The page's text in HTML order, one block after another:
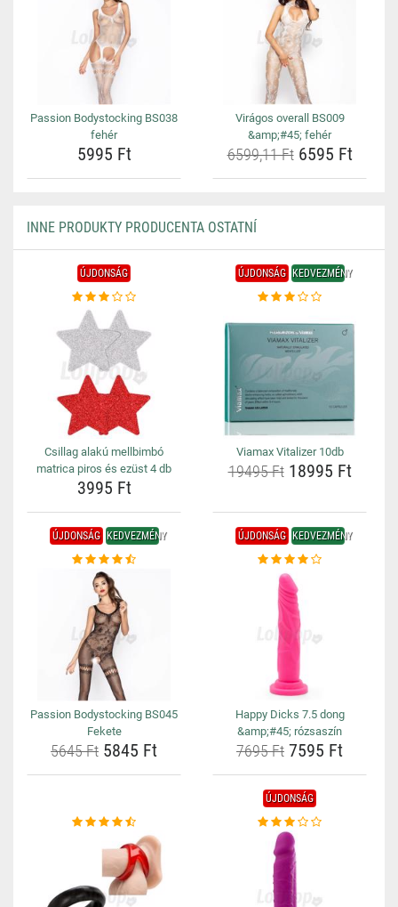
Passion Bodystocking BS038
fehér
5995 Ft
Virágos overall BS009
&amp;#45; fehér
6599,11 Ft6595 Ft
INNE PRODUKTY PRODUCENTA OSTATNÍ
ÚJDONSÁG
Csillag alakú mellbimbó
matrica piros és ezüst 4 db
3995 Ft
ÚJDONSÁG KEDVEZMÉNY
Viamax Vitalizer 10db
19495 Ft18995 Ft
ÚJDONSÁG KEDVEZMÉNY
Passion Bodystocking BS045
Fekete
5645 Ft 5845 Ft
ÚJDONSÁG KEDVEZMÉNY
Happy Dicks 7.5 dong
&amp;#45; rózsaszín
7695 Ft 7595 Ft
ÚJDONSÁG